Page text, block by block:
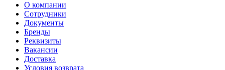
О компании
Сотрудники
Документы
Бренды
Реквизиты
Вакансии
Доставка
Условия возврата